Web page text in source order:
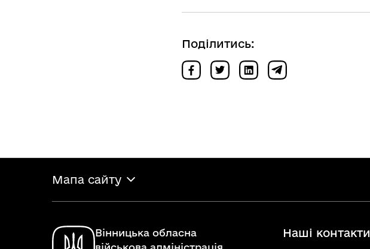
Поділитись:
Мапа сайту
Вінницька обласна
Наші контакти